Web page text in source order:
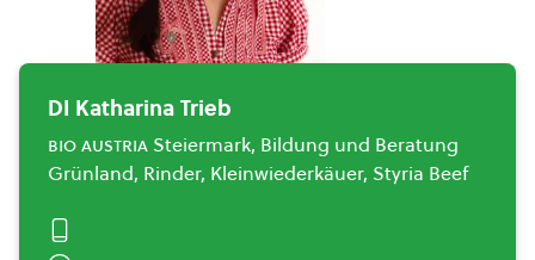
DI Katharina Trieb
bio austria Steiermark, Bildung und Beratung
Grünland, Rinder, Kleinwiederkäuer, Styria Beef